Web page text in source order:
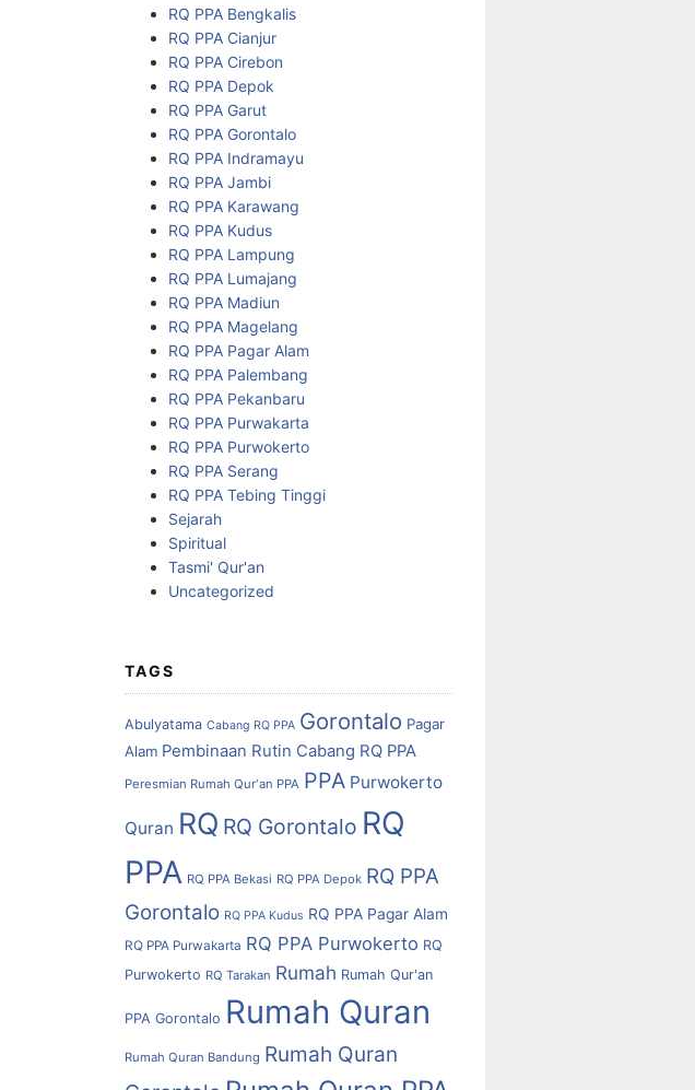
RQ PPA Bengkalis
RQ PPA Cianjur
RQ PPA Cirebon
RQ PPA Depok
RQ PPA Garut
RQ PPA Gorontalo
RQ PPA Indramayu
RQ PPA Jambi
RQ PPA Karawang
RQ PPA Kudus
RQ PPA Lampung
RQ PPA Lumajang
RQ PPA Madiun
RQ PPA Magelang
RQ PPA Pagar Alam
RQ PPA Palembang
RQ PPA Pekanbaru
RQ PPA Purwakarta
RQ PPA Purwokerto
RQ PPA Serang
RQ PPA Tebing Tinggi
Sejarah
Spiritual
Tasmi' Qur'an
Uncategorized
TAGS
Abulyatama Cabang RQ PPA Gorontalo Pagar
Alam Pembinaan Rutin Cabang RQ PPA
Peresmian Rumah Qur'an PPA PPA Purwokerto
Quran RQ RQ Gorontalo RQ
PPA RQ PPA Bekasi RQ PPA Depok RQ PPA
Gorontalo RQ PPA Kudus RQ PPA Pagar Alam
RQ PPA Purwakarta RQ PPA Purwokerto RQ
Purwokerto RQ Tarakan Rumah Rumah Qur'an
PPA Gorontalo Rumah Quran
Rumah Quran Bandung Rumah Quran